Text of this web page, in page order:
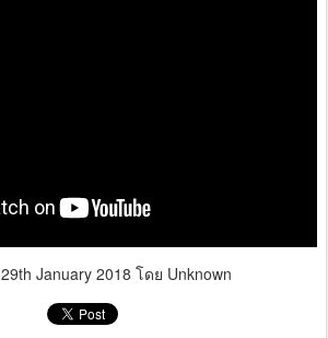
29th January 2018 โดย Unknown